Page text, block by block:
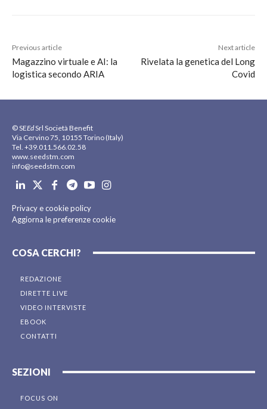
Previous article
Magazzino virtuale e AI: la
logistica secondo ARIA
Next article
Rivelata la genetica del Long
Covid
© SEEdSrl Società Benefit
Via Cervino 75, 10155 Torino (Italy)
Tel. +39.011.566.02.58
www.seedstm.com
info@seedstm.com
Privacy e cookie policy
Aggiorna le preferenze cookie
COSA CERCHI?
REDAZIONE
DIRETTE LIVE
VIDEO INTERVISTE
EBOOK
CONTATTI
SEZIONI
FOCUS ON